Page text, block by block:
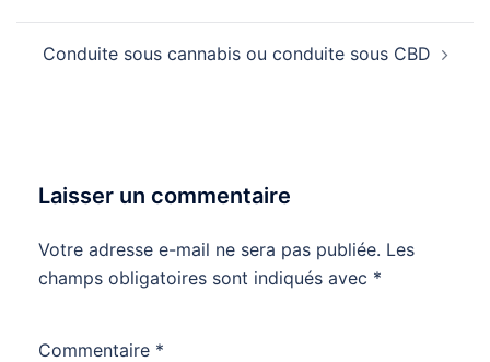
Conduite sous cannabis ou conduite sous CBD
Laisser un commentaire
Votre adresse e-mail ne sera pas publiée. Les
champs obligatoires sont indiqués avec *
Commentaire *